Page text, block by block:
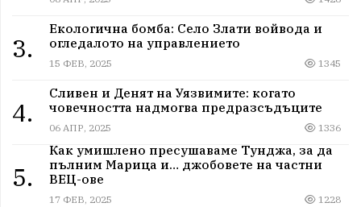
3.
Екологична бомба: Село Злати войвода и
огледалото на управлението
15 ФЕВ, 2025 1345
4.
Сливен и Денят на Уязвимите: когато
човечността надмогва предразсъдъците
06 АПР, 2025 1336
5.
Как умишлено пресушаваме Тунджа, за да
пълним Марица и… джобовете на частни
ВЕЦ-ове
17 ФЕВ, 2025 1228